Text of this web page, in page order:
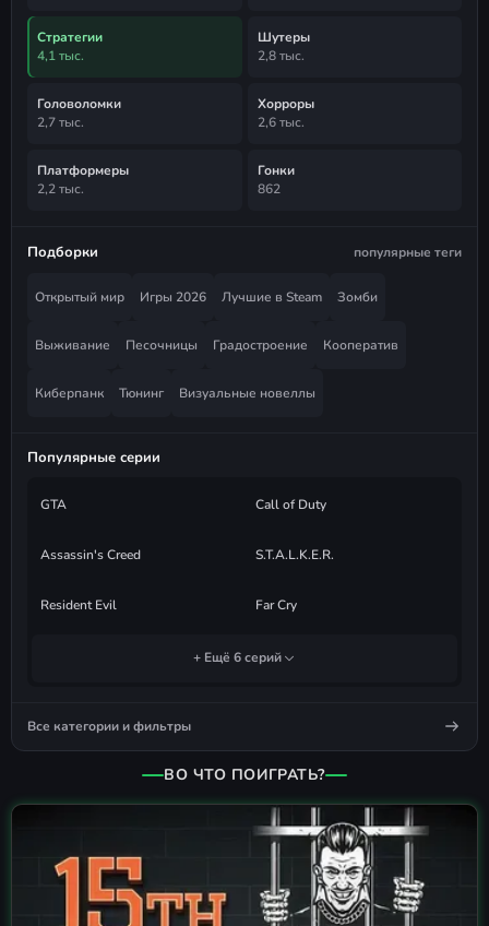
Стратегии
4,1 тыс.
Шутеры
2,8 тыс.
Головоломки
2,7 тыс.
Хорроры
2,6 тыс.
Платформеры
2,2 тыс.
Гонки
862
Подборки популярные теги
Открытый мир Игры 2026 Лучшие в Steam Зомби
Выживание Песочницы Градостроение Кооператив
Киберпанк Тюнинг Визуальные новеллы
Популярные серии
GTA Call of Duty
Assassin's Creed S.T.A.L.K.E.R.
Resident Evil Far Cry
+ Ещё 6 серий
Все категории и фильтры
ВО ЧТО ПОИГРАТЬ?